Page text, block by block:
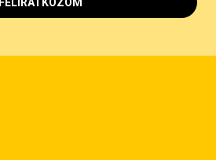
FELIRATKOZOM